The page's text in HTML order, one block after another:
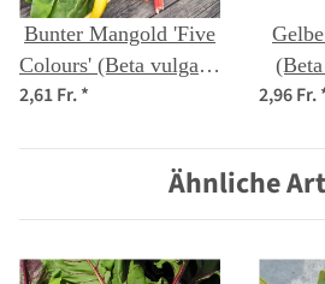
Bunter Mangold 'Five
Colours' (Beta vulgaris
ssp.vulgaris) Bio
2,61 Fr.*
Gelbe
2,96 Fr.
Ähnliche